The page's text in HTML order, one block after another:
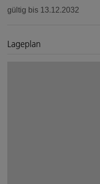
gültig bis 13.12.2032
Lageplan